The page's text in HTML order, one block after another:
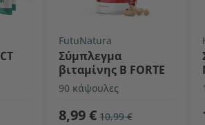
FutuNatura
Σύμπλεγμα
βιταμίνης Β FORTE
90 κάψουλες
8,99 € 10,99 €